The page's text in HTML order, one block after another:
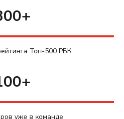
Топ-500 РБК
уже в команде